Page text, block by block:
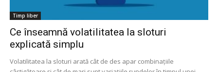
Timp liber
Ce înseamnă volatilitatea la sloturi
explicată simplu
Volatilitatea la sloturi arată cât de des apar combinațiile